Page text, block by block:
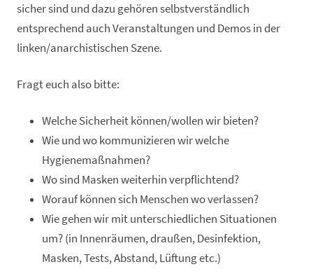
sicher sind und dazu gehören selbstverständlich
entsprechend auch Veranstaltungen und Demos in der
linken/anarchistischen Szene.
Fragt euch also bitte:
Welche Sicherheit können/wollen wir bieten?
Wie und wo kommunizieren wir welche
Hygienemaßnahmen?
Wo sind Masken weiterhin verpflichtend?
Worauf können sich Menschen wo verlassen?
Wie gehen wir mit unterschiedlichen Situationen
um? (in Innenräumen, draußen, Desinfektion,
Masken, Tests, Abstand, Lüftung etc.)